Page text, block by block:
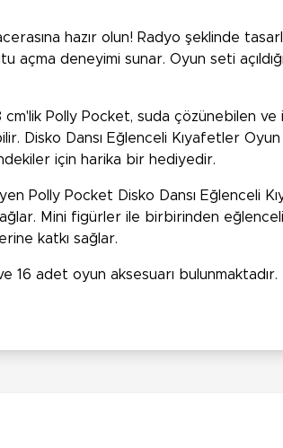
hazır olun! Radyo şeklinde
deneyimi sunar. Oyun seti
cm'lik Polly Pocket, suda çözünebilen
Disko Dansı Eğlenceli Kıyafetler
için harika bir hediyedir.
Polly Pocket Disko Dansı Eğlenceli
Mini figürler ile birbirinden
katkı sağlar.
16 adet oyun aksesuarı bulunmaktadır.